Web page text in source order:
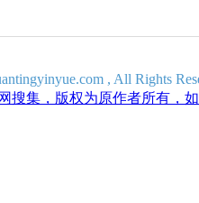
, All Rights
搜集，版权为原作者所有，